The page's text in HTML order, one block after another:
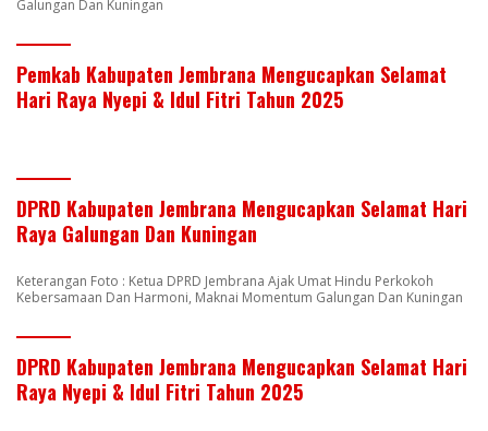
Galungan Dan Kuningan
Pemkab Kabupaten Jembrana Mengucapkan Selamat
Hari Raya Nyepi & Idul Fitri Tahun 2025
DPRD Kabupaten Jembrana Mengucapkan Selamat Hari
Raya Galungan Dan Kuningan
Keterangan Foto : Ketua DPRD Jembrana Ajak Umat Hindu Perkokoh
Kebersamaan Dan Harmoni, Maknai Momentum Galungan Dan Kuningan
DPRD Kabupaten Jembrana Mengucapkan Selamat Hari
Raya Nyepi & Idul Fitri Tahun 2025